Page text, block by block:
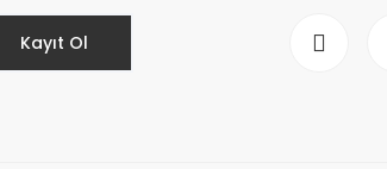
Kayıt Ol